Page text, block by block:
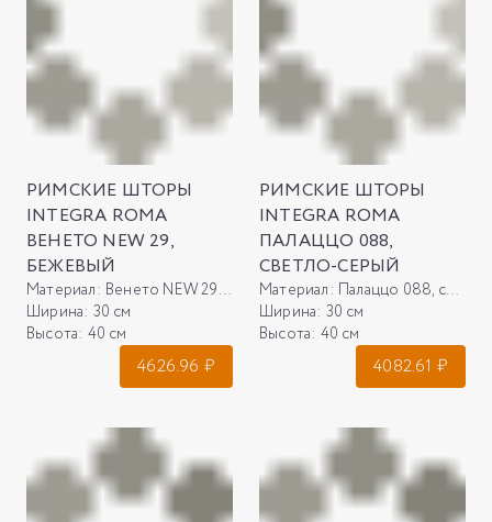
РИМСКИЕ ШТОРЫ
INTEGRA ROMA
ВЕНЕТО NEW 29,
БЕЖЕВЫЙ
Материал: Венето NEW 29, бежевый
Ширина: 30 см
Высота: 40 см
4626.96 ₽
РИМСКИЕ ШТОРЫ
INTEGRA ROMA
ПАЛАЦЦО 088,
СВЕТЛО-СЕРЫЙ
Материал: Палаццо 088, светло-серый
Ширина: 30 см
Высота: 40 см
4082.61 ₽